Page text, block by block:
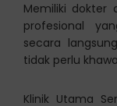
Memiliki dokter
profesional
secara
tidak perlu
Klinik Utama